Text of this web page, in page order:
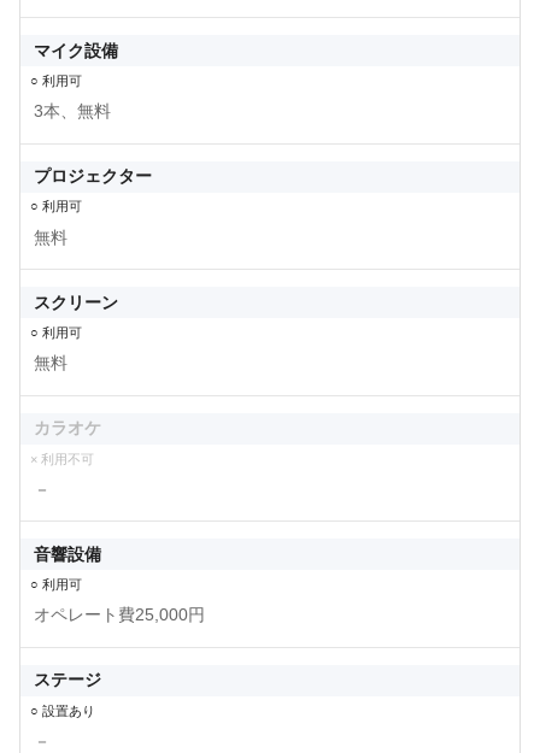
マイク設備
○ 利用可
3本、無料
プロジェクター
○ 利用可
無料
スクリーン
○ 利用可
無料
カラオケ
× 利用不可
－
音響設備
○ 利用可
オペレート費25,000円
ステージ
○ 設置あり
－